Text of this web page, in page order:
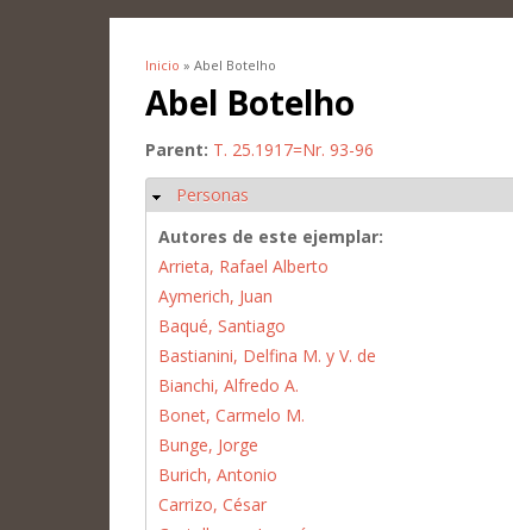
Se encuentra usted aquí
Inicio » Abel Botelho
Abel Botelho
Parent: T. 25.1917=Nr. 93-96
Ocultar
Personas
Autores de este ejemplar:
Arrieta, Rafael Alberto
Aymerich, Juan
Baqué, Santiago
Bastianini, Delfina M. y V. de
Bianchi, Alfredo A.
Bonet, Carmelo M.
Bunge, Jorge
Burich, Antonio
Carrizo, César